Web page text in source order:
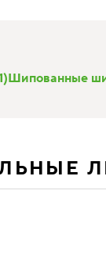
Шипованные